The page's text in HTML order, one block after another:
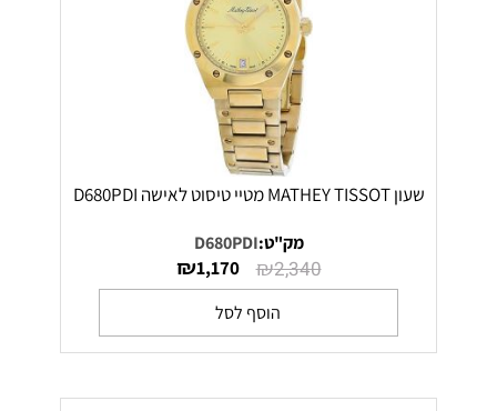
שעון MATHEY TISSOT מטיי טיסוט לאישה D680PDI
מק"ט:D680PDI
₪2,340
₪1,170
הוסף לסל